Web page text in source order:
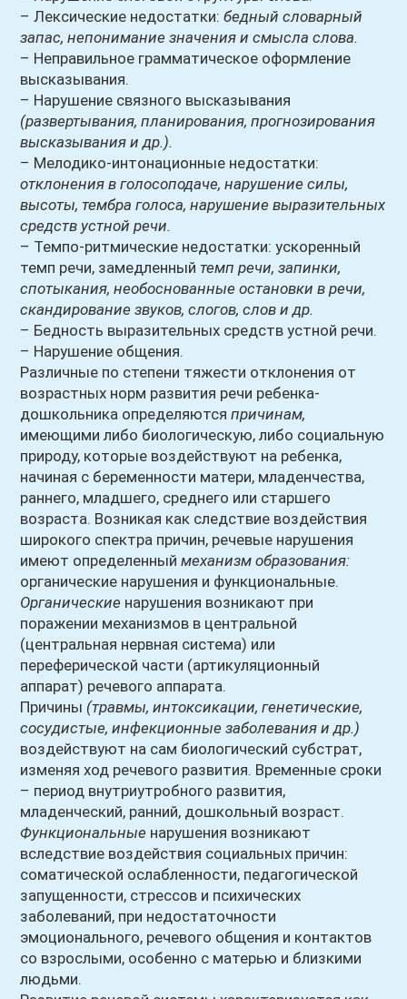
– Лексические недостатки:бедный словарный
запас, непонимание значения и смысла слова.
– Неправильное грамматическое оформление
высказывания.
– Нарушение связного высказывания
(развертывания, планирования, прогнозирования
высказывания и др.).
– Мелодико-интонационные недостатки:
отклонения в голосоподаче, нарушение силы,
высоты, тембра голоса, нарушение выразительных
средств устной речи.
– Темпо-ритмические недостатки: ускоренный
темп речи, замедленный темп речи, запинки,
спотыкания, необоснованные остановки в речи,
скандирование звуков, слогов, слов и др.
– Бедность выразительных средств устной речи.
– Нарушение общения.
Различные по степени тяжести отклонения от
возрастных норм развития речи ребенка-
дошкольника определяютсяпричинам,
имеющими либо биологическую, либо социальную
природу, которые воздействуют на ребенка,
начиная с беременности матери, младенчества,
раннего, младшего, среднего или старшего
возраста. Возникая как следствие воздействия
широкого спектра причин, речевые нарушения
имеют определенныймеханизм образования:
органические нарушения и функциональные.
Органические нарушения возникают при
поражении механизмов в центральной
(центральная нервная система) или
переферической части (артикуляционный
аппарат) речевого аппарата.
Причины (травмы, интоксикации, генетические,
сосудистые, инфекционные заболевания и др.)
воздействуют на сам биологический субстрат,
изменяя ход речевого развития. Временные сроки
– период внутриутробного развития,
младенческий, ранний, дошкольный возраст.
Функциональные нарушения возникают
вследствие воздействия социальных причин:
соматической ослабленности, педагогической
запущенности, стрессов и психических
заболеваний, при недостаточности
эмоционального, речевого общения и контактов
со взрослыми, особенно с матерью и близкими
людьми.